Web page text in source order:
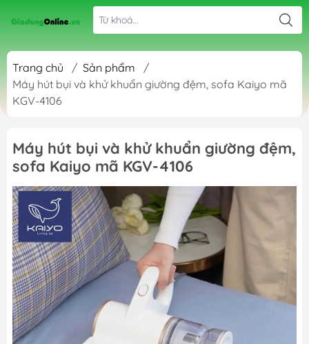
Trang chủ / Sản phẩm
/
Máy hút bụi và khử khuẩn giường đệm, sofa Kaiyo mã
KGV-4106
Máy hút bụi và khử khuẩn giường đệm,
sofa Kaiyo mã KGV-4106